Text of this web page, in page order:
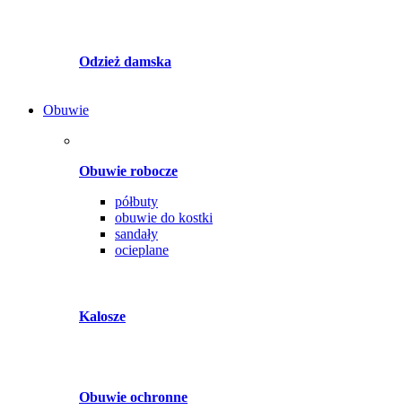
Odzież damska
Obuwie
Obuwie robocze
półbuty
obuwie do kostki
sandały
ocieplane
Kalosze
Obuwie ochronne